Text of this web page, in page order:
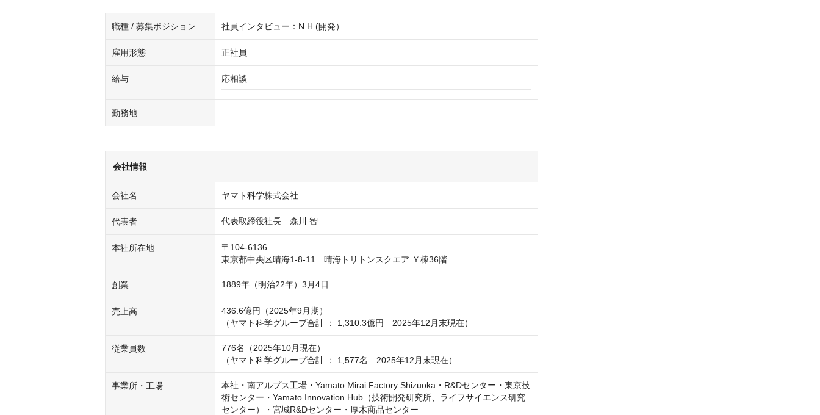
職種 / 募集ポジション 社員インタビュー：N.H (開発）
雇用形態 正社員
給与 応相談
勤務地
会社情報
会社名 ヤマト科学株式会社
代表者 代表取締役社長　森川 智
本社所在地
〒104-6136
東京都中央区晴海1-8-11　晴海トリトンスクエア Ｙ棟36階
創業 1889年（明治22年）3月4日
売上高
436.6億円（2025年9月期）
（ヤマト科学グループ合計 ： 1,310.3億円　2025年12月末現在）
従業員数
776名（2025年10月現在）
（ヤマト科学グループ合計 ： 1,577名　2025年12月末現在）
事業所・工場
本社・南アルプス工場・Yamato Mirai Factory Shizuoka・R&Dセンター・東京技
術センター・Yamato Innovation Hub（技術開発研究所、ライフサイエンス研究
センター）・宮城R&Dセンター・厚木商品センター